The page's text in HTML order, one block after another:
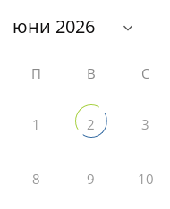
П В С
1 2 3
8 9 10